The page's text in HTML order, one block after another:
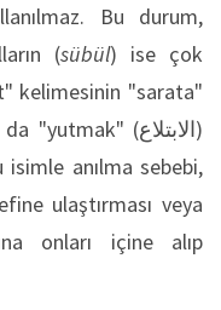
Bu durum,
(sübül) ise çok
kelimesinin "sarata"
isimle anılma sebebi,
ulaştırması veya
onları içine alıp